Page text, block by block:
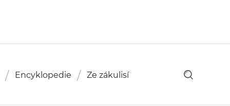
Encyklopedie Ze zákulisí